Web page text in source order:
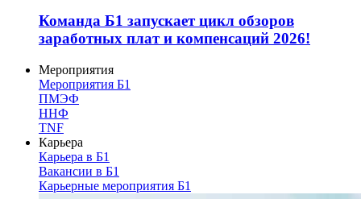
Команда Б1 запускает цикл обзоров
заработных плат и компенсаций 2026!
Мероприятия
Мероприятия Б1
ПМЭФ
ННФ
TNF
Карьера
Карьера в Б1
Вакансии в Б1
Карьерные мероприятия Б1